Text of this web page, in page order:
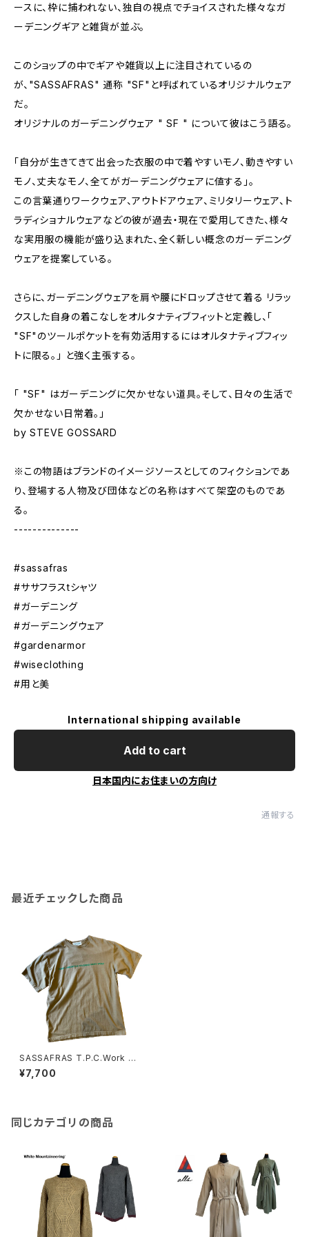
ースに、枠に捕われない、独自の視点でチョイスされた様々なガ
ーデニングギアと雑貨が並ぶ。
このショップの中でギアや雑貨以上に注目されているの
が、"SASSAFRAS" 通称 "SF"と呼ばれているオリジナルウェア
だ。
オリジナルのガーデニングウェア " SF " について彼はこう語る。
「自分が生きてきて出会った衣服の中で着やすいモノ、動きやすい
モノ、丈夫なモノ、全てがガーデニングウェアに値する」。
この言葉通りワークウェア、アウトドアウェア、ミリタリーウェア、ト
ラディショナルウェアなどの彼が過去・現在で愛用してきた、様々
な実用服の機能が盛り込まれた、全く新しい概念のガーデニング
ウェアを提案している。
さらに、ガーデニングウェアを肩や腰にドロップさせて着る リラッ
クスした自身の着こなしをオルタナティブフィットと定義し、｢
"SF"のツールポケットを有効活用するにはオルタナティブフィッ
トに限る。｣ と強く主張する。
「 "SF" はガーデニングに欠かせない道具。そして、日々の生活で
欠かせない日常着。」
by STEVE GOSSARD
※この物語はブランドのイメージソースとしてのフィクションであ
り、登場する人物及び団体などの名称はすべて架空のものであ
る。
--------------
#sassafras
#ササフラスtシャツ
#ガーデニング
#ガーデニングウェア
#gardenarmor
#wiseclothing
#用と美
International shipping available
Add to cart
日本国内にお住まいの方向け
通報する
最近チェックした商品
SASSAFRAS T.P.C.Work W
ear T1/2
¥7,700
同じカテゴリの商品